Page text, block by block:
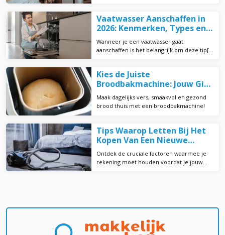
Vaatwasser Aanschaffen in
2026: Kenmerken, Types en
Aankooptips
Wanneer je een vaatwasser gaat
aanschaffen is het belangrijk om deze tip[s
Kies de Juiste
Broodbakmachine: Jouw Gids
voor Heerlijk Zelfgebakken
Brood!
Maak dagelijks vers, smaakvol en gezond
brood thuis met een broodbakmachine!
Tips Waarop Letten Bij Het
Kopen Van Een Nieuwe
Stofzuiger?
Ontdek de cruciale factoren waarmee je
rekening moet houden voordat je jouw